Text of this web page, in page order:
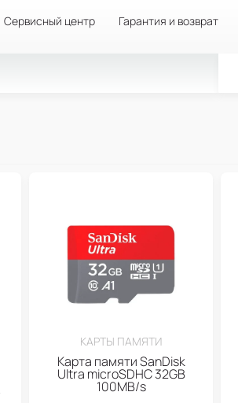
Сервисный центр Гарантия и возврат
КАРТЫ ПАМЯТИ
Карта памяти SanDisk
Ultra microSDHC 32GB
100MB/s